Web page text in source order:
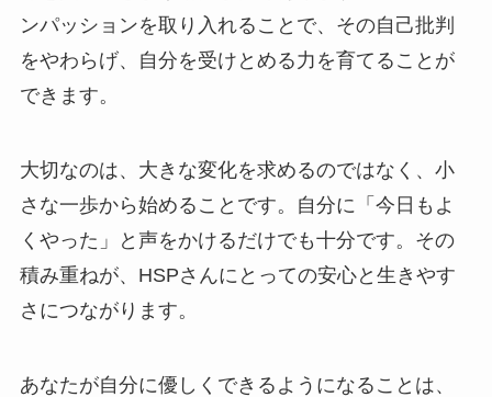
ンパッションを取り入れることで、その自己批判
をやわらげ、自分を受けとめる力を育てることが
できます。
大切なのは、大きな変化を求めるのではなく、小
さな一歩から始めることです。自分に「今日もよ
くやった」と声をかけるだけでも十分です。その
積み重ねが、HSPさんにとっての安心と生きやす
さにつながります。
あなたが自分に優しくできるようになることは、